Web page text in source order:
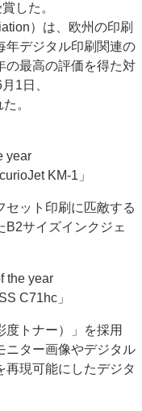
ジネス・多彩な商材～
集
2022 検査・校正特集
材年鑑
イトポリシー
した。
）は、欧州の印刷
年デジタル印刷関連の
の最高の評価を得た対
1日、
。
year
KM-1」
セット印刷に匹敵する
B2サイズインクジェ
the year
C71hc」
度トナー）」を採用
ニター画像やデジタル
再現可能にしたデジタ